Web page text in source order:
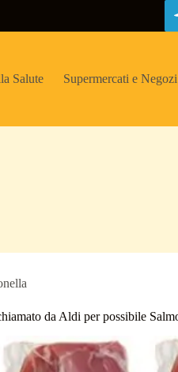
Salute Supermercati e Negozi
da Aldi per possibile